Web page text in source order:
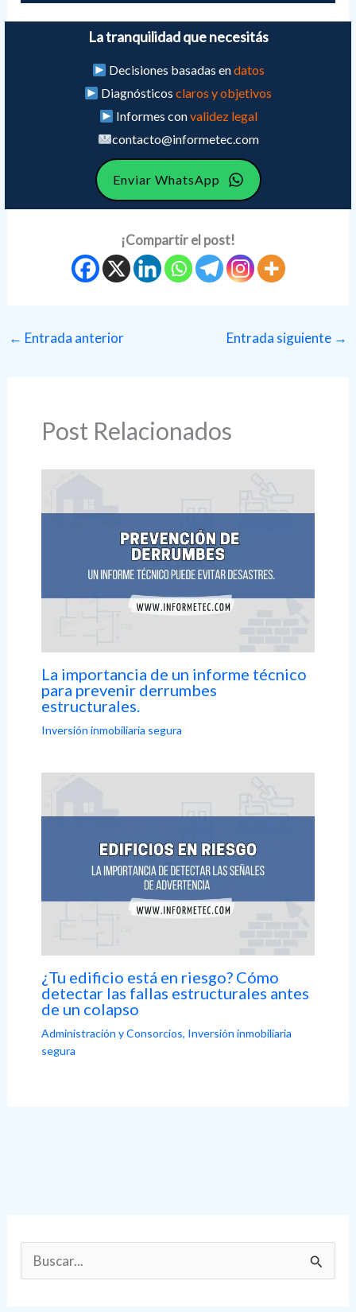
La tranquilidad que necesitás
Decisiones basadas endatos
Diagnósticosclaros y objetivos
Informes convalidez legal
contacto@informetec.com
Enviar WhatsApp
¡Compartir el post!
← Entrada anterior Entrada siguiente →
Post Relacionados
La importancia de un informe técnico
para prevenir derrumbes
estructurales.
Inversión inmobiliaria segura
¿Tu edificio está en riesgo? Cómo
detectar las fallas estructurales antes
de un colapso
Administración y Consorcios, Inversión inmobiliaria
segura
u